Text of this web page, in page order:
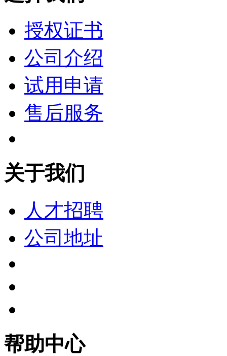
授权证书
公司介绍
试用申请
售后服务
关于我们
人才招聘
公司地址
帮助中心